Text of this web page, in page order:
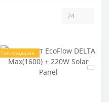
Топ продажів